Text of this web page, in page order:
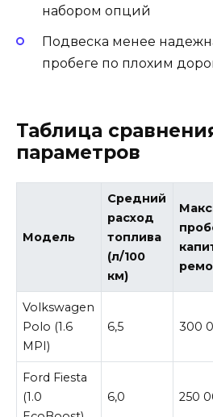
набором опций
Подвеска менее
пробеге по плохим
Таблица
параметров
Модель
Средний
расход
топлива
(л/100
км)
Volkswagen
Polo (1.6
MPI)
6,5 300
Ford Fiesta
(1.0
6,0 250